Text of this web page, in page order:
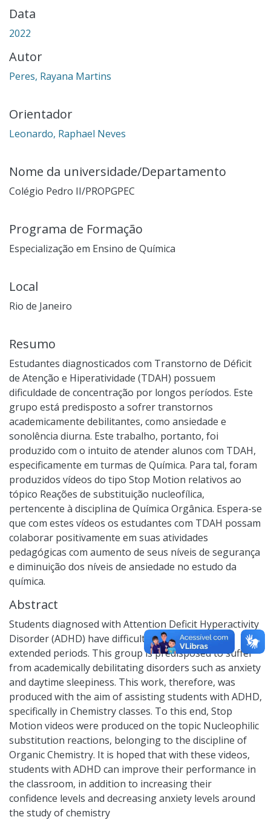
Data
2022
Autor
Peres, Rayana Martins
Orientador
Leonardo, Raphael Neves
Nome da universidade/Departamento
Colégio Pedro II/PROPGPEC
Programa de Formação
Especialização em Ensino de Química
Local
Rio de Janeiro
Resumo
Estudantes diagnosticados com Transtorno de Déficit
de Atenção e Hiperatividade (TDAH) possuem
dificuldade de concentração por longos períodos. Este
grupo está predisposto a sofrer transtornos
academicamente debilitantes, como ansiedade e
sonolência diurna. Este trabalho, portanto, foi
produzido com o intuito de atender alunos com TDAH,
especificamente em turmas de Química. Para tal, foram
produzidos vídeos do tipo Stop Motion relativos ao
tópico Reações de substituição nucleofílica,
pertencente à disciplina de Química Orgânica. Espera-se
que com estes vídeos os estudantes com TDAH possam
colaborar positivamente em suas atividades
pedagógicas com aumento de seus níveis de segurança
e diminuição dos níveis de ansiedade no estudo da
química.
Abstract
Students diagnosed with Attention Deficit Hyperactivity
Disorder (ADHD) have difficulty concentrating for
extended periods. This group is predisposed to suffer
from academically debilitating disorders such as anxiety
and daytime sleepiness. This work, therefore, was
produced with the aim of assisting students with ADHD,
specifically in Chemistry classes. To this end, Stop
Motion videos were produced on the topic Nucleophilic
substitution reactions, belonging to the discipline of
Organic Chemistry. It is hoped that with these videos,
students with ADHD can improve their performance in
the classroom, in addition to increasing their
confidence levels and decreasing anxiety levels around
the study of chemistry